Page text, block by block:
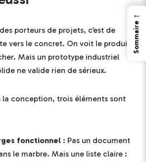
porteurs de projets, c’est de
vers le concret. On voit le produit
Mais un prototype industriel
ne valide rien de sérieux.
la conception, trois éléments sont
fonctionnel : Pas un document
le marbre. Mais une liste claire :
←
Sommaire